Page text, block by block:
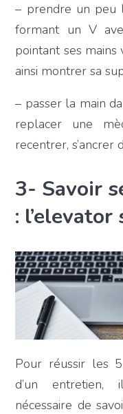
– prendre un peu
formant un V
pointant ses
ainsi montrer sa
– passer la main
replacer une
recentrer, s’ancrer
3- Savoir
: l’elevator
Pour réussir les
d’un entretien,
nécessaire de